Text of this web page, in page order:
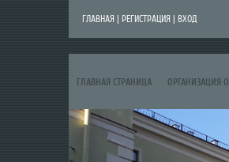
ГЛАВНАЯ РЕГИСТРАЦИЯ ВХОД
ГЛАВНАЯ СТРАНИЦА ОРГАНИЗАЦИЯ
ЗАЧИСЛЕНИЕ В ДЕТСКИЙ САД